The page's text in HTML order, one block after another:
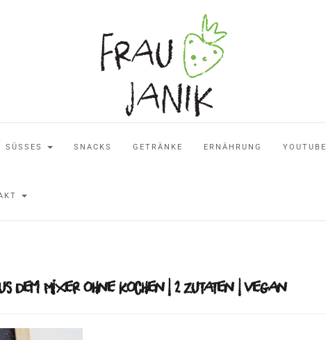
SÜSSES SNACKS GETRÄNKE ERNÄHRUNG YOUTUBE
dem Mixer ohne kochen | 2 Zutaten | vegan